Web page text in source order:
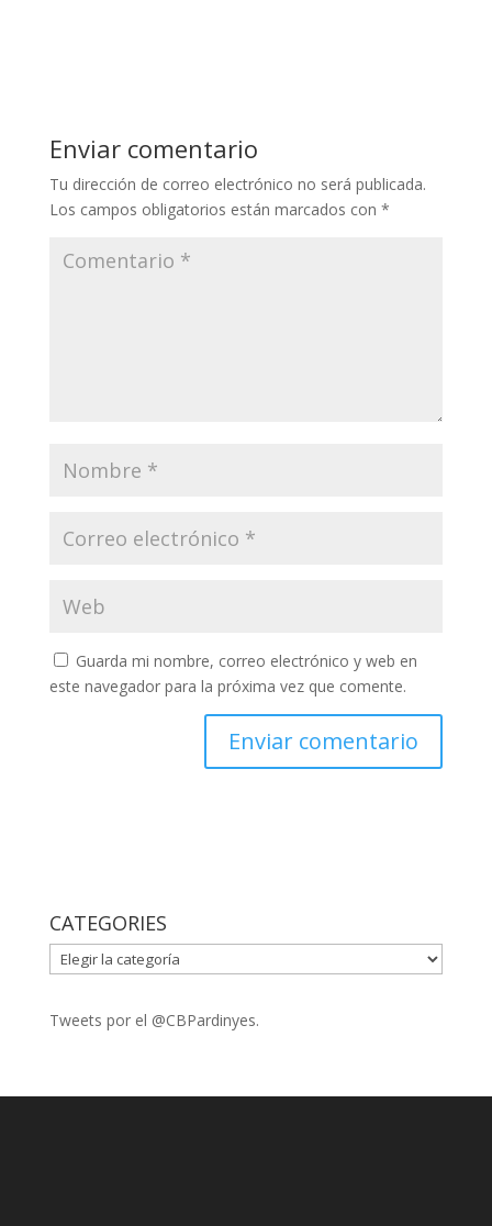
Enviar comentario
Tu dirección de correo electrónico no será publicada.
Los campos obligatorios están marcados con *
Guarda mi nombre, correo electrónico y web en
este navegador para la próxima vez que comente.
CATEGORIES
CATEGORIES
Tweets por el @CBPardinyes.